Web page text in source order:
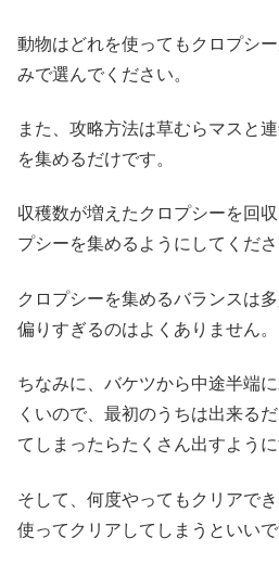
動物はどれを使ってもクロプシ
みで選んでください。
また、攻略方法は草むらマスと
を集めるだけです。
収穫数が増えたクロプシーを回
プシーを集めるようにしてくださ
クロプシーを集めるバランスは
偏りすぎるのはよくありません。
ちなみに、バケツから中途半端
くいので、最初のうちは出来る
てしまったらたくさん出すよう
そして、何度やってもクリアで
使ってクリアしてしまうといいで